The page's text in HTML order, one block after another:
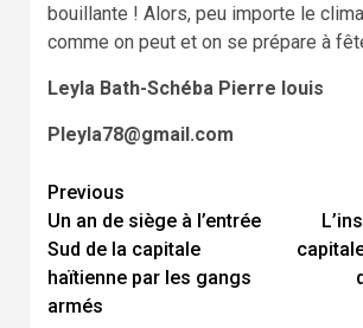
bouillante ! Alors, peu importe le
comme on peut et on se prépare à
Leyla Bath-Schéba Pierre louis
Pleyla78@gmail.com
Continue
Reading
Previous
Un an de siège à l’entrée
Sud de la capitale
haïtienne par les gangs
armés